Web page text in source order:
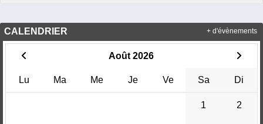
CALENDRIER
Août 2026
Lu Ma Me Je Ve Sa Di
1 2
+ d'évènements